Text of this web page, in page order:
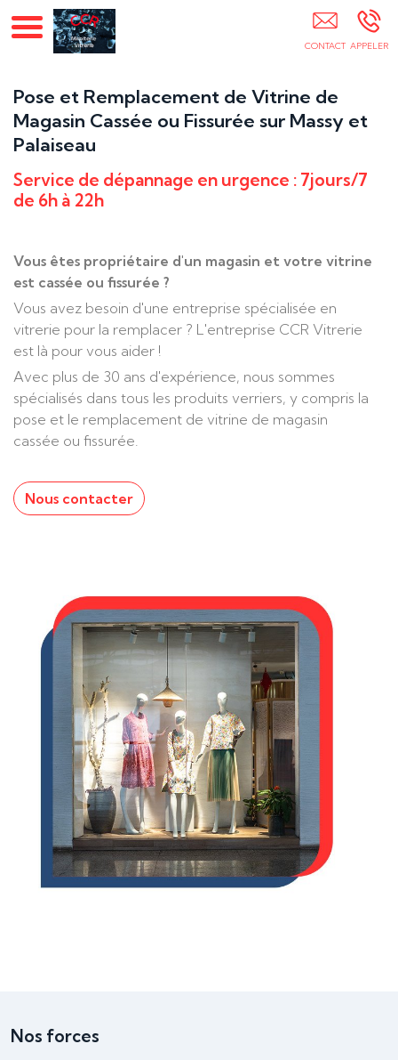
Pose et Remplacement de Vitrine de
Magasin Cassée ou Fissurée sur Massy et
Palaiseau
Service de dépannage en urgence : 7jours/7
de 6h à 22h
Vous êtes propriétaire d'un magasin et votre vitrine
est cassée ou fissurée ?
Vous avez besoin d'une entreprise spécialisée en
vitrerie pour la remplacer ? L'entreprise CCR Vitrerie
est là pour vous aider !
Avec plus de 30 ans d'expérience, nous sommes
spécialisés dans tous les produits verriers, y compris la
pose et le remplacement de vitrine de magasin
cassée ou fissurée.
Nous contacter
Nos forces